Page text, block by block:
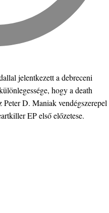
jelentkezett a debreceni
hogy a death
Peter D. Maniak vendégszerepel
EP első előzetese.